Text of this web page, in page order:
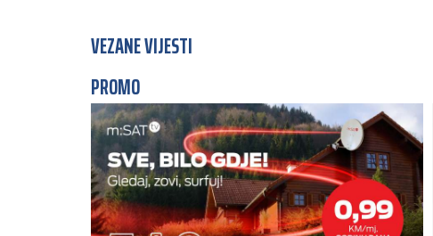
VEZANE VIJESTI
PROMO